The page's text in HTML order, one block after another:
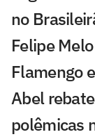
no
Felipe
Flamengo
Abel
polêmicas